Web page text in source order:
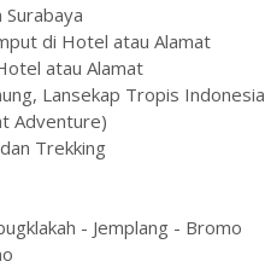
Surabaya
di Hotel atau Alamat
atau Alamat
Lansekap Tropis Indonesia
Adventure)
Trekking
- Jemplang - Bromo